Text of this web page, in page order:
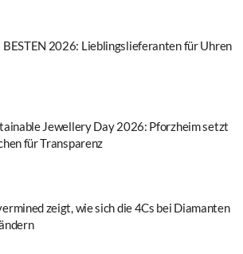
BESTEN 2026: Lieblingslieferanten für Uhren
Jewellery Day 2026: Pforzheim setzt
für Transparenz
zeigt, wie sich die 4Cs bei Diamanten